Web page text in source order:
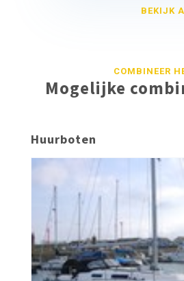
BEKIJK
COMBINEER
Mogelijke
Huurboten